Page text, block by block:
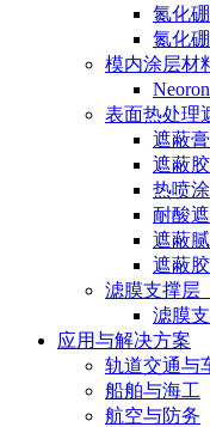
氮化
氮化
模内涂层材
表面热处理
遮蔽膏
遮蔽
热喷
耐酸
遮蔽
遮蔽
滤膜支撑层
滤膜
应用与解决方案
轨道交通与
船舶与海工
航空与防务